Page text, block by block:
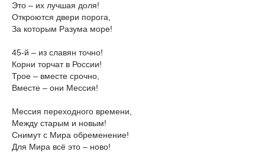
Это – их лучшая доля!
Откроются двери порога,
За которым Разума море!
45-й – из славян точно!
Корни торчат в России!
Трое – вместе срочно,
Вместе – они Мессия!
Мессия переходного времени,
Между старым и новым!
Снимут с Мира обременение!
Для Мира всё это – ново!